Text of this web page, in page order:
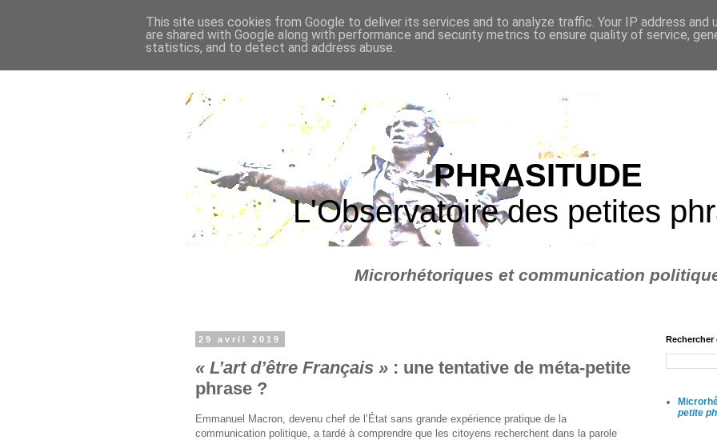
PHRASITUDE
L'Observatoire des petites
Microrhétoriques et communication
29 avril 2019
« L’art d’être Français » : une tentative de méta-petite
phrase ?
Emmanuel Macron, devenu chef de l’État sans grande expérience pratique de la
communication politique, a tardé à comprendre que les citoyens recherchent dans la parole
Rechercher
petite
This site uses cookies from Google to deliver its services and to analyze traffic. Your IP address and
are shared with Google along with performance and security metrics to ensure quality of service,
statistics, and to detect and address abuse.